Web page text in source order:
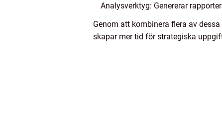
Analysverktyg: Genererar
Genom att kombinera flera av
skapar mer tid för strategiska